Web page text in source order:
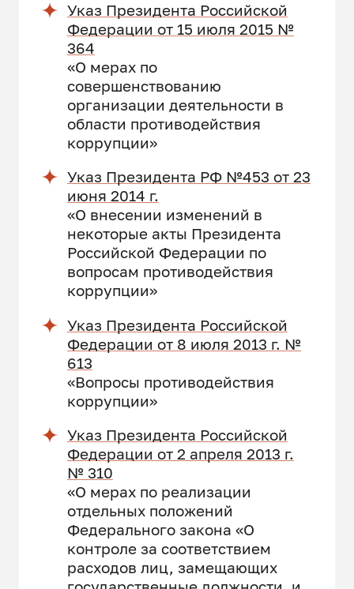
Указ Президента Российской
Федерации от 15 июля 2015 №
364
«О мерах по
совершенствованию
организации деятельности в
области противодействия
коррупции»
Указ Президента РФ №453 от 23
июня 2014 г.
«О внесении изменений в
некоторые акты Президента
Российской Федерации по
вопросам противодействия
коррупции»
Указ Президента Российской
Федерации от 8 июля 2013 г. №
613
«Вопросы противодействия
коррупции»
Указ Президента Российской
Федерации от 2 апреля 2013 г.
№ 310
«О мерах по реализации
отдельных положений
Федерального закона «О
контроле за соответствием
расходов лиц, замещающих